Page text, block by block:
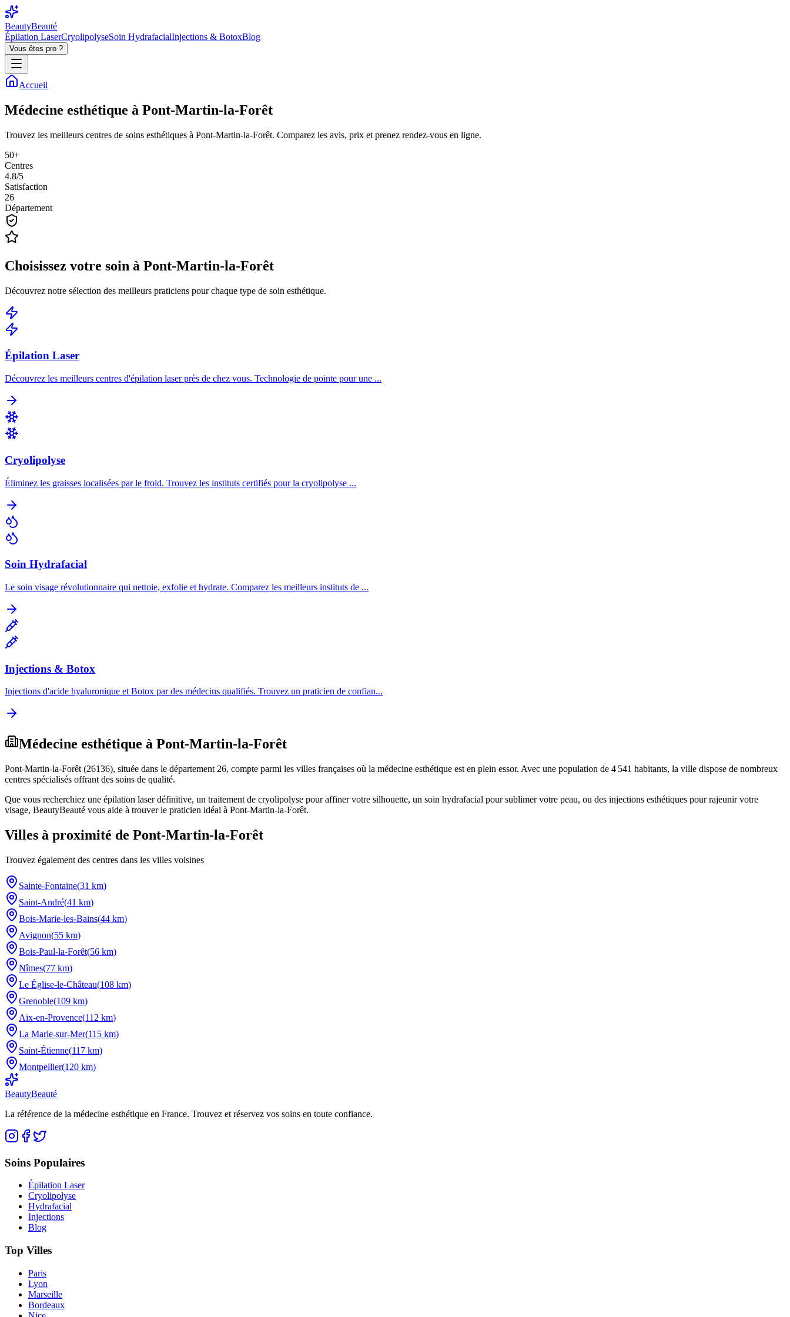
BeautyBeauté
Épilation LaserCryolipolyseSoin HydrafacialInjections & BotoxBlog
Vous êtes pro ?
Accueil
Médecine esthétique à Pont-Martin-la-Forêt
Trouvez les meilleurs centres de soins esthétiques à Pont-Martin-la-Forêt. Comparez les avis, prix et prenez rendez-vous en ligne.
50+
Centres
4.8/5
Satisfaction
26
Département
Choisissez votre soin à Pont-Martin-la-Forêt
Découvrez notre sélection des meilleurs praticiens pour chaque type de soin esthétique.
Épilation Laser
Découvrez les meilleurs centres d'épilation laser près de chez vous. Technologie de pointe pour une ...
Cryolipolyse
Éliminez les graisses localisées par le froid. Trouvez les instituts certifiés pour la cryolipolyse ...
Soin Hydrafacial
Le soin visage révolutionnaire qui nettoie, exfolie et hydrate. Comparez les meilleurs instituts de ...
Injections & Botox
Injections d'acide hyaluronique et Botox par des médecins qualifiés. Trouvez un praticien de confian...
Médecine esthétique à Pont-Martin-la-Forêt
Pont-Martin-la-Forêt (26136), située dans le département 26, compte parmi les villes françaises où la médecine esthétique est en plein essor. Avec une population de 4 541 habitants, la ville dispose de nombreux
centres spécialisés offrant des soins de qualité.
Que vous recherchiez une épilation laser définitive, un traitement de cryolipolyse pour affiner votre silhouette, un soin hydrafacial pour sublimer votre peau, ou des injections esthétiques pour rajeunir votre
visage, BeautyBeauté vous aide à trouver le praticien idéal à Pont-Martin-la-Forêt.
Villes à proximité de Pont-Martin-la-Forêt
Trouvez également des centres dans les villes voisines
Sainte-Fontaine(31 km)
Saint-André(41 km)
Bois-Marie-les-Bains(44 km)
Avignon(55 km)
Bois-Paul-la-Forêt(56 km)
Nîmes(77 km)
Le Église-le-Château(108 km)
Grenoble(109 km)
Aix-en-Provence(112 km)
La Marie-sur-Mer(115 km)
Saint-Étienne(117 km)
Montpellier(120 km)
BeautyBeauté
La référence de la médecine esthétique en France. Trouvez et réservez vos soins en toute confiance.
Soins Populaires
Épilation Laser
Cryolipolyse
Hydrafacial
Injections
Blog
Top Villes
Paris
Lyon
Marseille
Bordeaux